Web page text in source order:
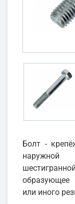
Болт -
наружной
образующее
или иного